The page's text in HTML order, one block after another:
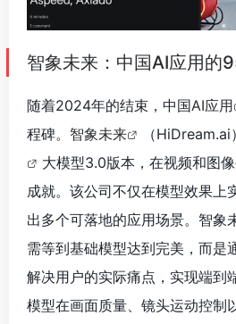
智象未来：中国AI应用的
随着2024年的结束，中国AI应用
程碑。 智象未来 （
大模型3.0版本，在视频和图
成就。该公司不仅在模型效果上
出多个可落地的应用场景。智象
需等到基础模型达到完美，而是
解决用户的实际痛点，实现端到
模型在画面质量、镜头运动控制